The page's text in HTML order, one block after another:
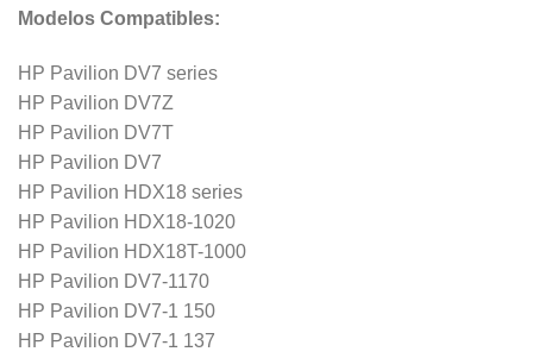
Modelos Compatibles:
HP Pavilion DV7 series
HP Pavilion DV7Z
HP Pavilion DV7T
HP Pavilion DV7
HP Pavilion HDX18 series
HP Pavilion HDX18-1020
HP Pavilion HDX18T-1000
HP Pavilion DV7-1170
HP Pavilion DV7-1 150
HP Pavilion DV7-1 137